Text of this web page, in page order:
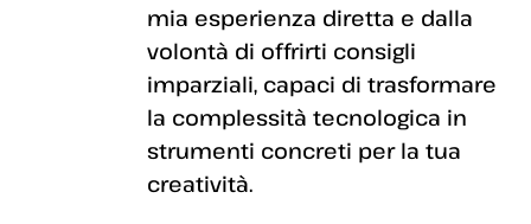
mia esperienza diretta e dalla
volontà di offrirti consigli
imparziali, capaci di trasformare
la complessità tecnologica in
strumenti concreti per la tua
creatività.